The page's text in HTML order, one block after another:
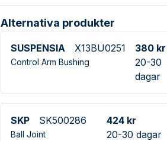
Alternativa produkter
SUSPENSIA X13BU0251
Control Arm Bushing
380 kr
20-30
dagar
SKP SK500286
Ball Joint
424 kr
20-30 dagar